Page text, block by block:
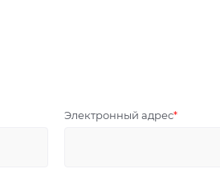
Электронный адрес